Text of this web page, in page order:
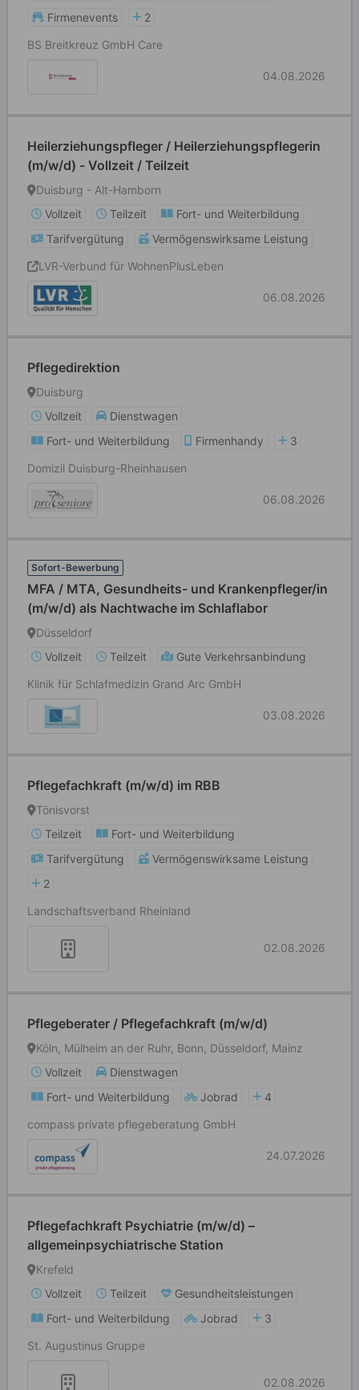
Firmenevents
2
BS Breitkreuz GmbH Care
04.08.2026
Heilerziehungspfleger / Heilerziehungspflegerin
(m/w/d) - Vollzeit / Teilzeit
Duisburg - Alt-Hamborn
Vollzeit
Teilzeit
Fort- und Weiterbildung
Tarifvergütung
Vermögenswirksame Leistung
LVR-Verbund für WohnenPlusLeben
06.08.2026
Pflegedirektion
Duisburg
Vollzeit
Dienstwagen
Fort- und Weiterbildung
Firmenhandy
3
Domizil Duisburg-Rheinhausen
06.08.2026
Sofort-Bewerbung
MFA / MTA, Gesundheits- und Krankenpfleger/in
(m/w/d) als Nachtwache im Schlaflabor
Düsseldorf
Vollzeit
Teilzeit
Gute Verkehrsanbindung
Klinik für Schlafmedizin Grand Arc GmbH
03.08.2026
Pflegefachkraft (m/w/d) im RBB
Tönisvorst
Teilzeit
Fort- und Weiterbildung
Tarifvergütung
Vermögenswirksame Leistung
2
Landschaftsverband Rheinland
02.08.2026
Pflegeberater / Pflegefachkraft (m/w/d)
Köln, Mülheim an der Ruhr, Bonn, Düsseldorf, Mainz
Vollzeit
Dienstwagen
Fort- und Weiterbildung
Jobrad
4
compass private pflegeberatung GmbH
24.07.2026
Pflegefachkraft Psychiatrie (m/w/d) –
allgemeinpsychiatrische Station
Krefeld
Vollzeit
Teilzeit
Gesundheitsleistungen
Fort- und Weiterbildung
Jobrad
3
St. Augustinus Gruppe
02.08.2026